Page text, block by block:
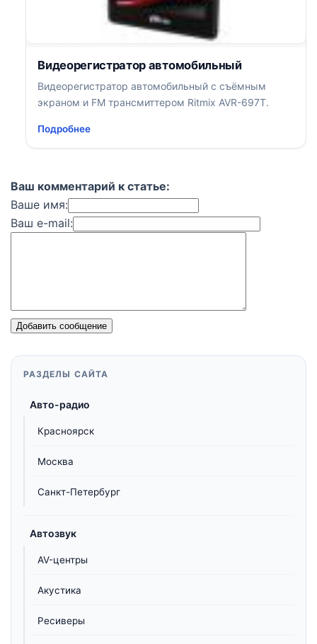
Видеорегистратор автомобильный
Видеорегистратор автомобильный с съёмным
экраном и FM трансмиттером Ritmix AVR-697T.
Подробнее
Ваш комментарий к статье:
Ваше имя:
Ваш e-mail:
Добавить сообщение
РАЗДЕЛЫ САЙТА
Авто-радио
Красноярск
Москва
Санкт-Петербург
Автозвук
AV-центры
Акустика
Ресиверы